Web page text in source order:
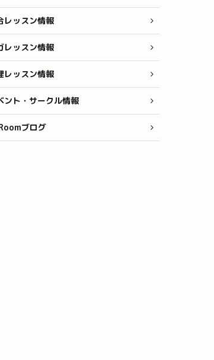
レッスン情報
レッスン情報
レッスン情報
ント・サークル情報
ブログ